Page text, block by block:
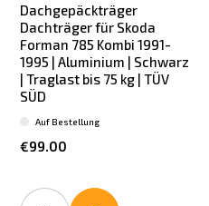
Dachgepäckträger
Dachträger für Skoda
Forman 785 Kombi 1991-
1995 | Aluminium | Schwarz
| Traglast bis 75 kg | TÜV
SÜD
€99.00
Auf Bestellung